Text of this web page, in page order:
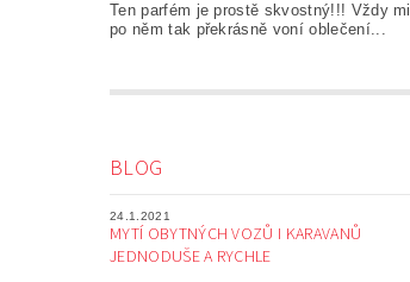
Ten parfém je prostě skvostný!!! Vždy mi
po něm tak překrásně voní oblečení...
BLOG
24.1.2021
MYTÍ OBYTNÝCH VOZŮ I KARAVANŮ
JEDNODUŠE A RYCHLE